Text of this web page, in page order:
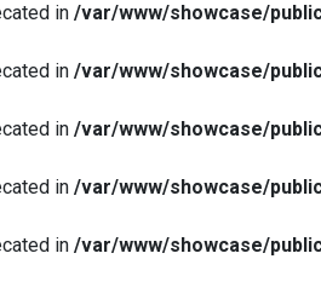
in /var/www/showcase/
in /var/www/showcase/
in /var/www/showcase/
in /var/www/showcase/
in /var/www/showcase/